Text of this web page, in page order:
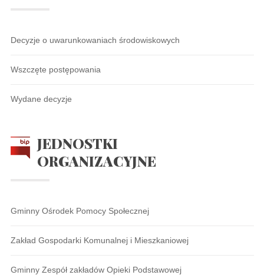
Decyzje o uwarunkowaniach środowiskowych
Wszczęte postępowania
Wydane decyzje
JEDNOSTKI
ORGANIZACYJNE
Gminny Ośrodek Pomocy Społecznej
Zakład Gospodarki Komunalnej i Mieszkaniowej
Gminny Zespół zakładów Opieki Podstawowej